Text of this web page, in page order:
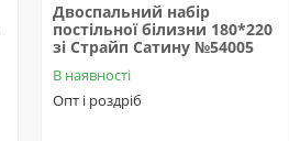
Двоспальний набір
постільної білизни 180*220
зі Страйп Сатину №54005
В наявності
Опт і роздріб